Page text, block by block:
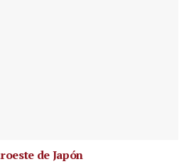
de Japón